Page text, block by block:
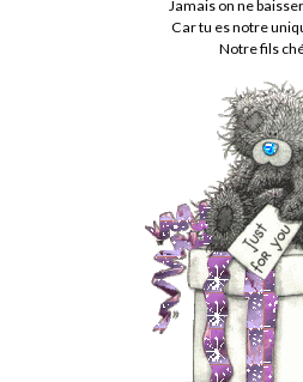
Jamais on ne
Car tu es notre
Notre fils